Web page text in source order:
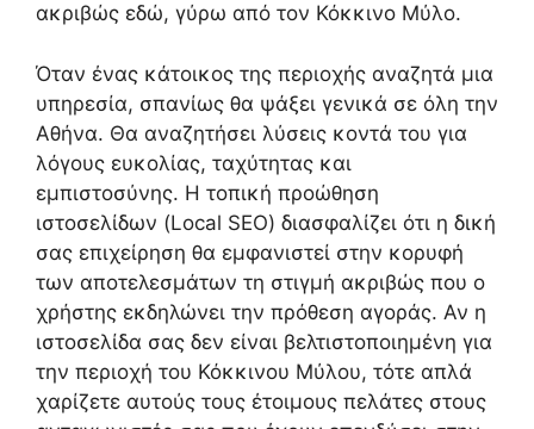
ακριβώς εδώ, γύρω από τον Κόκκινο Μύλο.
Όταν ένας κάτοικος της περιοχής αναζητά μια
υπηρεσία, σπανίως θα ψάξει γενικά σε όλη την
Αθήνα. Θα αναζητήσει λύσεις κοντά του για
λόγους ευκολίας, ταχύτητας και
εμπιστοσύνης. Η τοπική προώθηση
ιστοσελίδων (Local SEO) διασφαλίζει ότι η δική
σας επιχείρηση θα εμφανιστεί στην κορυφή
των αποτελεσμάτων τη στιγμή ακριβώς που ο
χρήστης εκδηλώνει την πρόθεση αγοράς. Αν η
ιστοσελίδα σας δεν είναι βελτιστοποιημένη για
την περιοχή του Κόκκινου Μύλου, τότε απλά
χαρίζετε αυτούς τους έτοιμους πελάτες στους